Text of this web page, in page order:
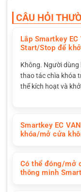
CÂU HỎI
Lắp Smartkey
Start/Stop để
Không. Người
thao tác chìa khóa
thể kích hoạt và
Smartkey EC
khóa/mở cửa
Có thể đóng/mở
thông minh